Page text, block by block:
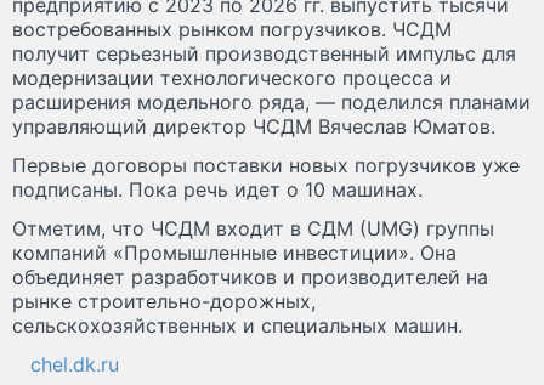
предприятию с 2023 по 2026 гг. выпустить тысячи
востребованных рынком погрузчиков. ЧСДМ
получит серьезный производственный импульс для
модернизации технологического процесса и
расширения модельного ряда, — поделился планами
управляющий директор ЧСДМ Вячеслав Юматов.
Первые договоры поставки новых погрузчиков уже
подписаны. Пока речь идет о 10 машинах.
Отметим, что ЧСДМ входит в СДМ (UMG) группы
компаний «Промышленные инвестиции». Она
объединяет разработчиков и производителей на
рынке строительно-дорожных,
сельскохозяйственных и специальных машин.
chel.dk.ru